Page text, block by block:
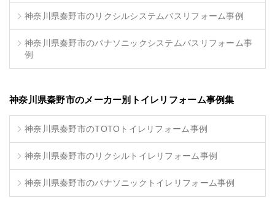
神奈川県秦野市のリクシルシステムバスリフォーム事例
神奈川県秦野市のパナソニックシステムバスリフォーム事
例
神奈川県秦野市のメーカー別トイレリフォーム事例集
神奈川県秦野市のTOTOトイレリフォーム事例
神奈川県秦野市のリクシルトイレリフォーム事例
神奈川県秦野市のパナソニックトイレリフォーム事例